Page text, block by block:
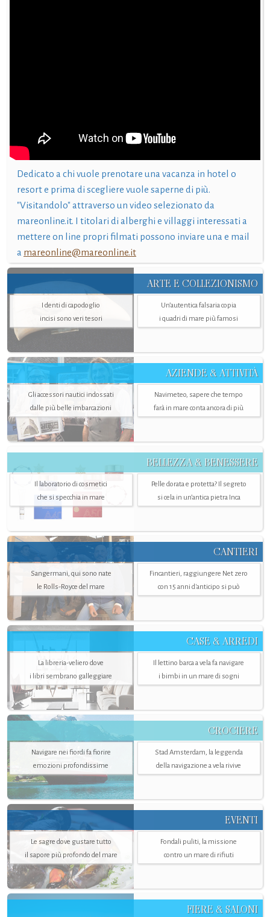
Dedicato a chi vuole prenotare una vacanza in hotel o
resort e prima di scegliere vuole saperne di più.
"Visitandolo" attraverso un video selezionato da
mareonline.it. I titolari di alberghi e villaggi interessati a
mettere on line propri filmati possono inviare una e mail
a mareonline@mareonline.it
ARTE E COLLEZIONISMO
I denti di capodoglio
incisi sono veri tesori
Un’autentica falsaria copia
i quadri di mare più famosi
AZIENDE & ATTIVITÀ
Gli accessori nautici indossati
dalle più belle imbarcazioni
Navimeteo, sapere che tempo
farà in mare conta ancora di più
BELLEZZA & BENESSERE
Il laboratorio di cosmetici
che si specchia in mare
Pelle dorata e protetta? Il segreto
si cela in un’antica pietra Inca
CANTIERI
Sangermani, qui sono nate
le Rolls-Royce del mare
Fincantieri, raggiungere Net zero
con 15 anni d'anticipo si può
CASE & ARREDI
La libreria-veliero dove
i libri sembrano galleggiare
Il lettino barca a vela fa navigare
i bimbi in un mare di sogni
CROCIERE
Navigare nei fiordi fa fiorire
emozioni profondissime
Stad Amsterdam, la leggenda
della navigazione a vela rivive
EVENTI
Le sagre dove gustare tutto
il sapore più profondo del mare
Fondali puliti, la missione
contro un mare di rifiuti
FIERE & SALONI